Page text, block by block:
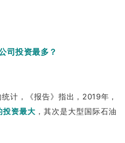
司投资最多？
计，《报告》指出，2019年，
投资最大 ，其次是大型国际石油